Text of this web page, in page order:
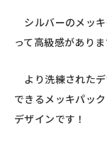
シルバーのメッ
って高級感がありま
より洗練された
できるメッキパッ
デザインです！